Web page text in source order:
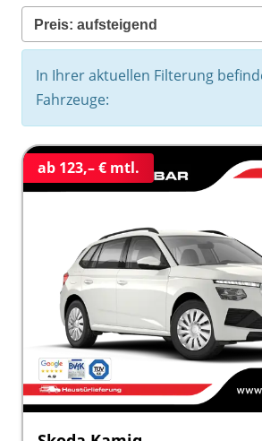
In Ihrer aktuellen Filterung
Fahrzeuge:
ab 123,– € mtl.